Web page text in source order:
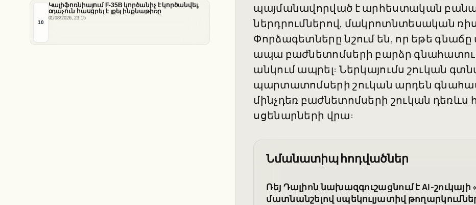
10
Կալիֆոռնիայում F-35B կործանիչ է կործանվել,
օդաչուն հասցրել է լքել ինքնաթիռը
01/08/2026, 23:15
պայմանավորված է արհեստական
ներդրումներով, մակրոտնտեսական
Փորձագետները նշում են, որ եթե
ապա բաժնետոմսերի բարձր
անկում ապրել: Ներկայումս շուկան
պարտատոմսերի շուկան արդեն
մինչդեռ բաժնետոմսերի շուկան դեռևս
սցենարների վրա:
Նմանատիպ հոդվածներ
Ռեյ Դալիոն նախազգուշացնում է AI-շուկայի
մատնանշելով սպեկուլյատիվ